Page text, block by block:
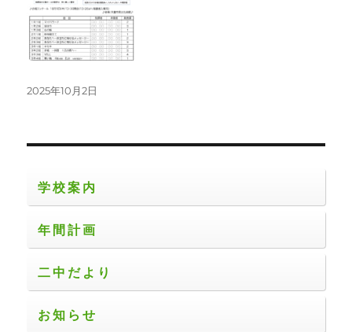
投
2025年10月2日
学校案内
年間計画
二中だより
お知らせ